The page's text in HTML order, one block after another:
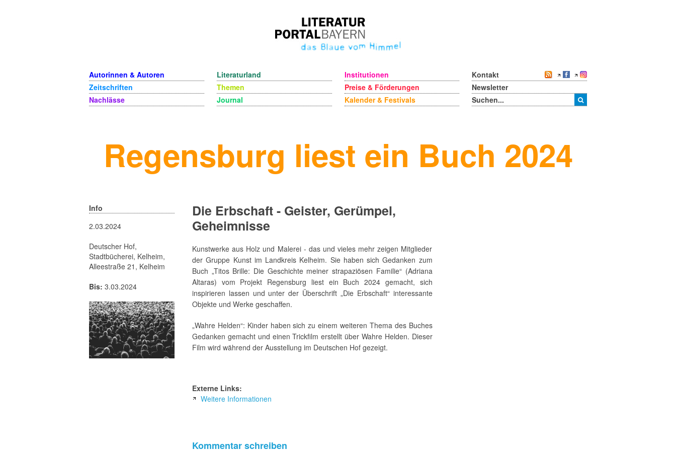
Autorinnen & Autoren
Zeitschriften
Nachlässe
Literaturland
Themen
Journal
Institutionen
Preise & Förderungen
Kalender & Festivals
Kontakt
Newsletter
Regensburg liest ein Buch 2024
Info
2.03.2024
Deutscher Hof,
Stadtbücherei, Kelheim,
Alleestraße 21, Kelheim
Bis: 3.03.2024
Die Erbschaft - Geister, Gerümpel,
Geheimnisse
Kunstwerke aus Holz und Malerei - das und vieles mehr zeigen Mitglieder
der Gruppe Kunst im Landkreis Kelheim. Sie haben sich Gedanken zum
Buch „Titos Brille: Die Geschichte meiner strapaziösen Familie“ (Adriana
Altaras) vom Projekt Regensburg liest ein Buch 2024 gemacht, sich
inspirieren lassen und unter der Überschrift „Die Erbschaft“ interessante
Objekte und Werke geschaffen.
„Wahre Helden“: Kinder haben sich zu einem weiteren Thema des Buches
Gedanken gemacht und einen Trickfilm erstellt über Wahre Helden. Dieser
Film wird während der Ausstellung im Deutschen Hof gezeigt.
Externe Links:
Weitere Informationen
Kommentar schreiben